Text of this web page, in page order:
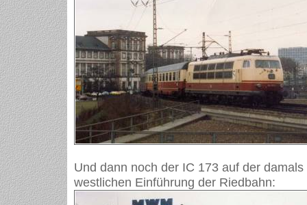
Und dann noch der IC 173 auf der
westlichen Einführung der Riedbahn: